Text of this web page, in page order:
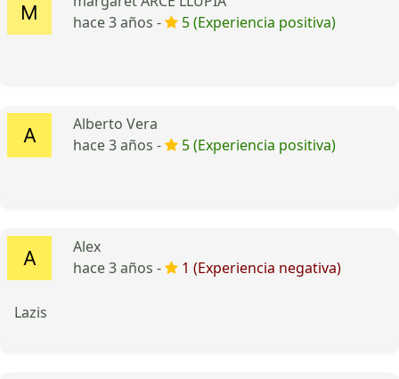
hace 3 años -
5 (Experiencia positiva)
Alberto Vera
hace 3 años -
5 (Experiencia positiva)
Alex
hace 3 años -
1 (Experiencia negativa)
Lazis